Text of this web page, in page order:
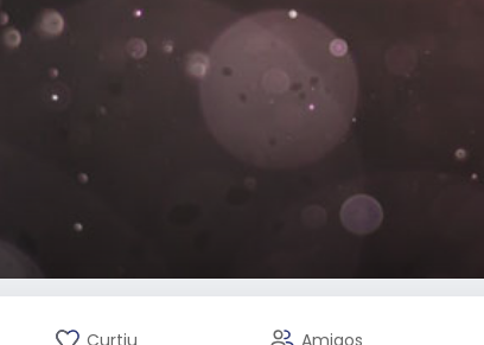
Curtiu Amigos